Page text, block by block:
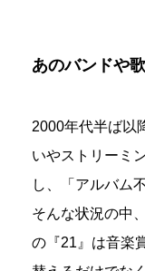
あのバンドや
2000年代半ば以
いやストリーミ
し、「アルバム
そんな状況の中
の『21』は音楽